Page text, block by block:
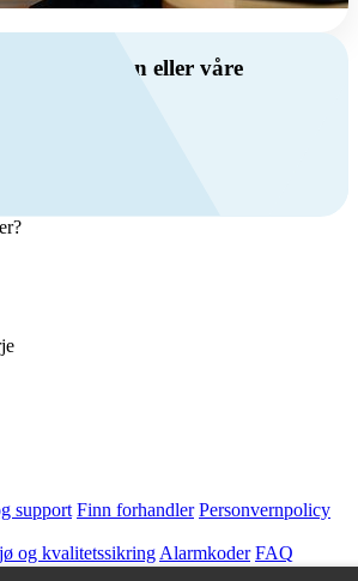
om ventilasjon eller våre
support Finn forhandler Personvernpolicy
og kvalitetssikring Alarmkoder FAQ